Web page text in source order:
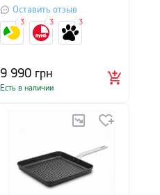
серебристый
Оставить отзыв
9 990 грн
Есть в наличии
3 3 3